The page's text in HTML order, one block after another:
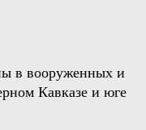
в вооруженных и
Кавказе и юге